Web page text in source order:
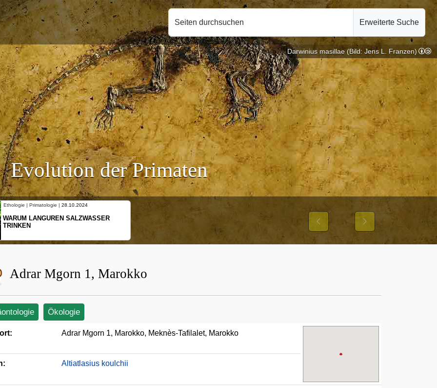
Seiten durchsuchen Erweiterte Suche
Evolution der Primaten
10.10.2024
BEWEGUNGSMUSTER
|28.10.2024
SALZWASSER
Previous Next
Darwinius masillae (Bild: Jens L. Franzen)
Adrar Mgorn 1, Marokko
Ökologie
Adrar Mgorn 1, Marokko, Meknès-Tafilalet, Marokko
Altiatlasius koulchii